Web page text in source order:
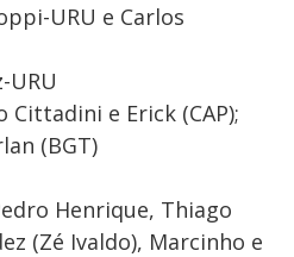
URU e Carlos
URU
Cittadini e Erick (CAP);
(BGT)
Henrique, Thiago
(Zé Ivaldo), Marcinho e